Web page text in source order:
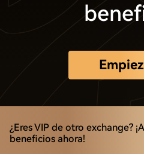
¿Eres VIP de otro exchange?
beneficios ahora!